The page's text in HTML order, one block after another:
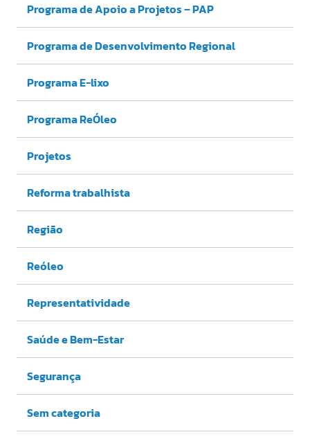
Programa de Apoio a Projetos – PAP
Programa de Desenvolvimento Regional
Programa E-lixo
Programa ReÓleo
Projetos
Reforma trabalhista
Região
Reóleo
Representatividade
Saúde e Bem-Estar
Segurança
Sem categoria